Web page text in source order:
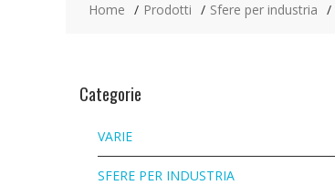
Home Prodotti Sfere per industria
Categorie
VARIE
SFERE PER INDUSTRIA